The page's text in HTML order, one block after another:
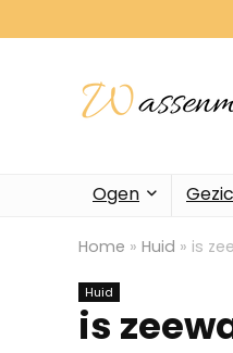
Ogen
Home » Huid » is
Huid
is